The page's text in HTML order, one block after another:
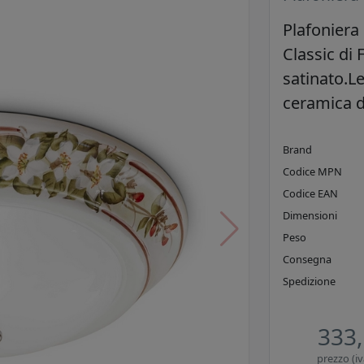
Plafoniera
Classic di
ceramica
Brand
Codice MPN
Codice EAN
Dimensioni
Peso
Consegna
Spedizione
prezzo